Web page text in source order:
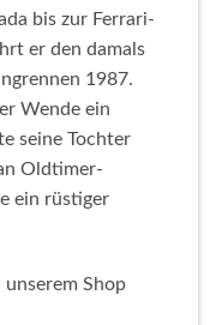
bis zur Ferrari-
er den damals
1987.
Wende ein
seine Tochter
Oldtimer-
ein rüstiger
Shop